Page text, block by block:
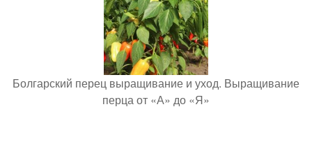
Болгарский перец выращивание и уход. Выращивание
перца от «А» до «Я»